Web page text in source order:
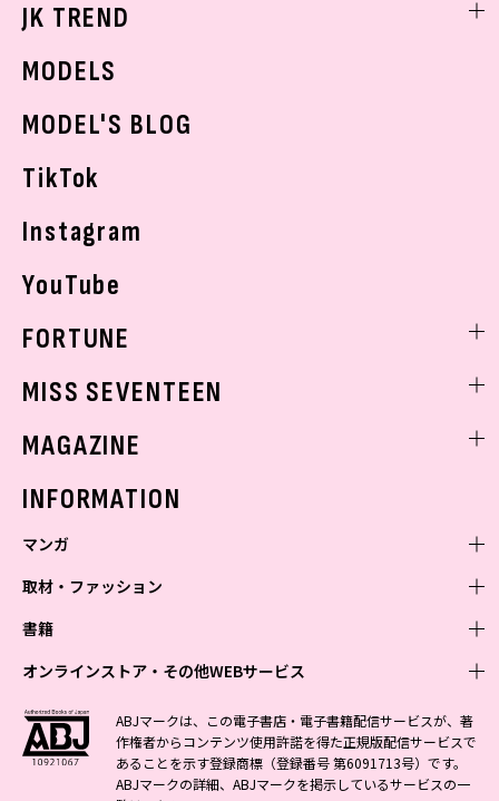
ボディケア
K-POP
モデルの購入品
おでかけ
JK TREND
MODELS
MODEL'S BLOG
TikTok
Instagram
YouTube
FORTUNE
MISS SEVENTEEN
MAGAZINE
INFORMATION
マンガ
少年マンガ
Vジャンプ
最強ジャンプ
少年ジャンプ+
ジャンプTOON
青年マンガ
ZEBRACK
S-MANGA
集英社ジャンプリミックス
少女マンガ
ZEBRACK
S-MANGA
女性マンガ
ジャンプTOON
取材・ファッション
ファッション・美容
BAILA
MAQUIA
芸能・情報・スポーツ
週プレNEWS
週プレ グラジャパ!
書籍
文芸・文庫・総合
小説すばる
集英社 文芸ステーション
学芸・ノンフィクション・新書
1日5分で、明日は変わる よみタイ yomitai
集英社学芸部 - 学芸・ノンフィクション
ライトノベル・ノベライズ
集英社オレンジ文庫
オンラインストア・その他WEBサービス
オンラインストア
OTO
SHUEISHA MANGA-ART HERITAGE
その他WEBサービス
集英社アドナビ
ABJマークは、この電子書店・電子書籍配信サービスが、著
作権者からコンテンツ使用許諾を得た正規版配信サービスで
あることを示す登録商標（登録番号 第6091713号）です。
ABJマークの詳細、ABJマークを掲示しているサービスの一